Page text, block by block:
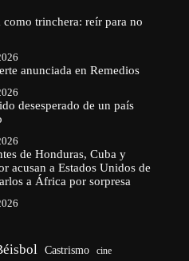
como trinchera: reír para no
anunciada en Remedios
desesperado de un país
de Honduras, Cuba y
acusan a Estados Unidos de
a África por sorpresa
Castrismo cine